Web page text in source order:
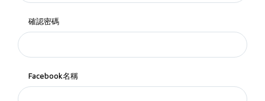
確認密碼
Facebook名稱